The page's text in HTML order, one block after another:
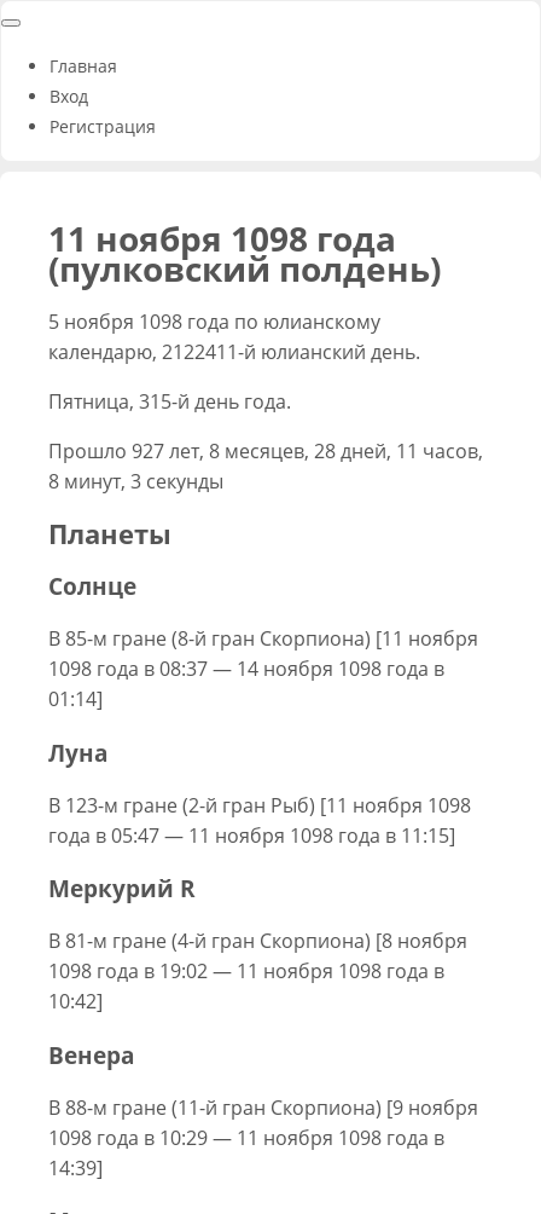
Главная
Вход
Регистрация
11 ноября 1098 года
(пулковский полдень)
5 ноября 1098 года по юлианскому
календарю, 2122411-й юлианский день.
Пятница, 315-й день года.
Прошло 927 лет, 8 месяцев, 28 дней, 11 часов,
8 минут, 3 секунды
Планеты
Солнце
В 85-м гране (8-й гран Скорпиона) [11 ноября
1098 года в 08:37 — 14 ноября 1098 года в
01:14]
Луна
В 123-м гране (2-й гран Рыб) [11 ноября 1098
года в 05:47 — 11 ноября 1098 года в 11:15]
Меркурий R
В 81-м гране (4-й гран Скорпиона) [8 ноября
1098 года в 19:02 — 11 ноября 1098 года в
10:42]
Венера
В 88-м гране (11-й гран Скорпиона) [9 ноября
1098 года в 10:29 — 11 ноября 1098 года в
14:39]